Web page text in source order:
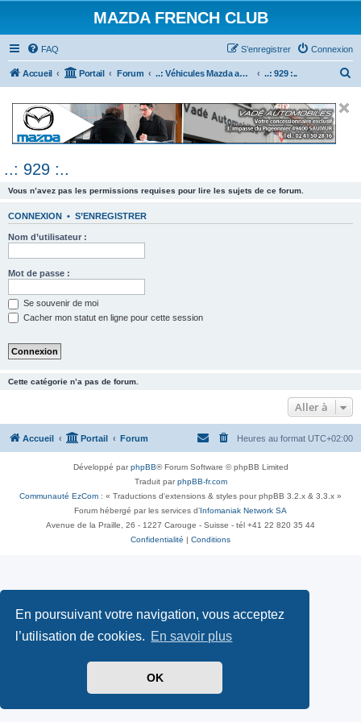
En poursuivant votre navigation, vous acceptez
l’utilisation de cookies. En savoir plus
OK
MAZDA FRENCH CLUB
FAQ Connexion
S’enregistrer
Accueil Portail Forum ..: Véhicules Mazda ancien (<2003) :.. ..: 929 :..
e
..: 929 :..
Vous n’avez pas les permissions requises pour lire les sujets de ce forum.
CONNEXION • S’ENREGISTRER
Nom d’utilisateur :
Mot de passe :
Se souvenir de moi
Cacher mon statut en ligne pour cette session
Cette catégorie n’a pas de forum.
Aller à
Accueil Portail Forum Heures au format UTC+02:00
Développé parphpBB® Forum Software © phpBB Limited
Traduit parphpBB-fr.com
Communauté EzCom : « Traductions d'extensions & styles pour phpBB 3.2.x & 3.3.x »
Forum hébergé par les services d’ Infomaniak Network SA
Avenue de la Praille, 26 - 1227 Carouge - Suisse - tél +41 22 820 35 44
Confidentialité
Conditions